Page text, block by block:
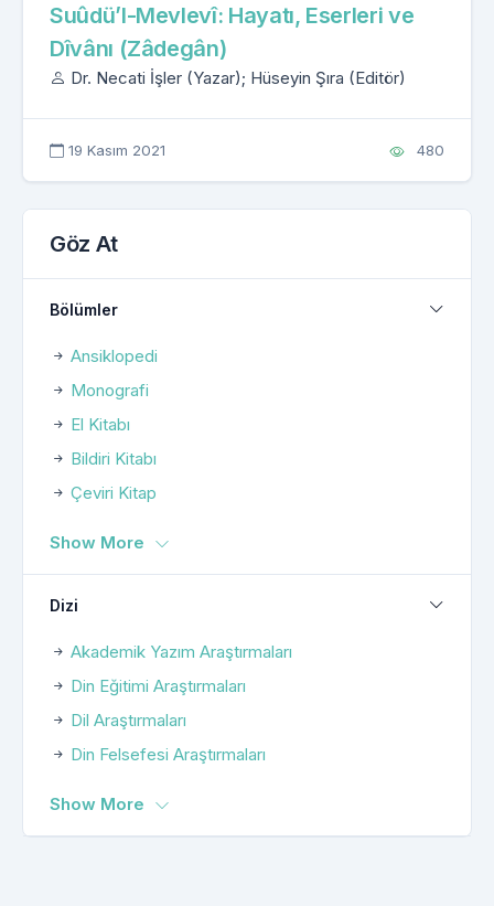
Suûdü’l-Mevlevî: Hayatı, Eserleri ve
Dîvânı (Zâdegân)
Dr. Necati İşler (Yazar); Hüseyin Şıra (Editör)
19 Kasım 2021 480
Göz At
Bölümler
Ansiklopedi
Monografi
El Kitabı
Bildiri Kitabı
Çeviri Kitap
Show More
Dizi
Akademik Yazım Araştırmaları
Din Eğitimi Araştırmaları
Dil Araştırmaları
Din Felsefesi Araştırmaları
Show More